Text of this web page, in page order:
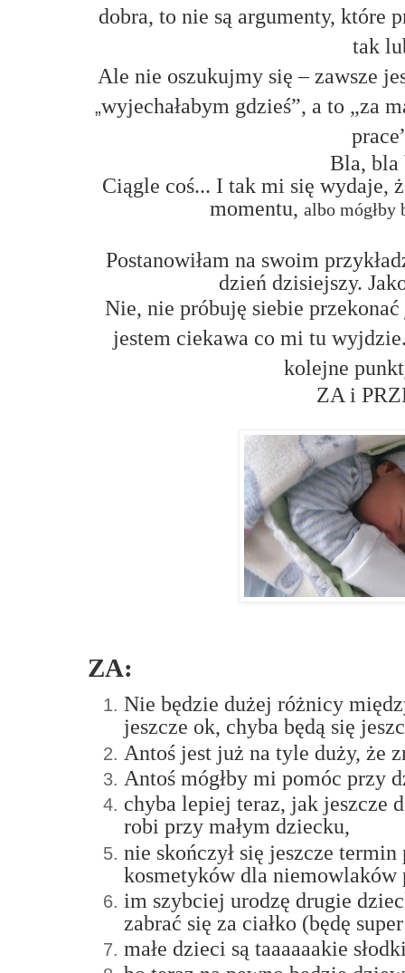
dobra, to nie są argumenty, które
tak
Ale nie oszukujmy się – zawsze
„wyjechałabym gdzieś”, a to „za
Bla, bla
Ciągle coś... I tak mi się wydaje,
momentu,albo
Postanowiłam na swoim
dzień dzisiejszy.
Nie, nie próbuję siebie
jestem ciekawa co mi tu
kolejne
ZA i
ZA:
Nie będzie dużej różnicy
jeszcze ok, chyba będą się
Antoś jest już na tyle duży, że
Antoś mógłby mi pomóc przy
chyba lepiej teraz, jak jeszcze
robi przy małym dziecku,
nie skończył się jeszcze
kosmetyków dla
im szybciej urodzę drugie
zabrać się za ciałko (będę
małe dzieci są taaaaaakie